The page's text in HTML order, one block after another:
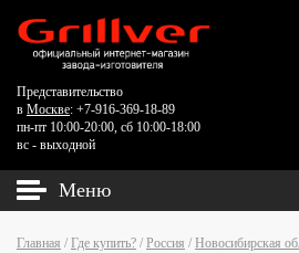
Представительство
в Москве: +7-916-369-18-89
пн-пт 10:00-20:00, сб 10:00-18:00
вс - выходной
Меню
Главная / Где купить? / Россия / Новосибирская